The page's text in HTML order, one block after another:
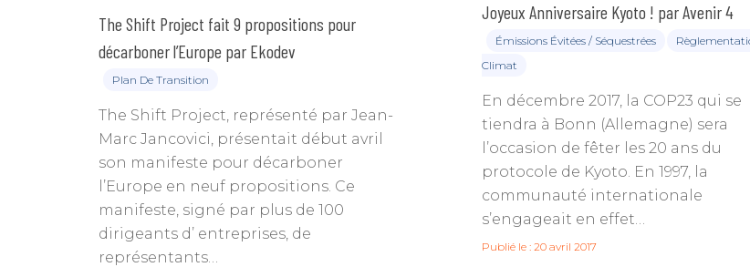
The Shift Project fait 9 propositions pour
décarboner l’Europe par Ekodev
Plan De Transition
The Shift Project, représenté par Jean-
Marc Jancovici, présentait début avril
son manifeste pour décarboner
l’Europe en neuf propositions. Ce
manifeste, signé par plus de 100
dirigeants d’ entreprises, de
représentants…
Joyeux Anniversaire Kyoto ! par Avenir 4
Émissions Évitées / Séquestrées
Climat
En décembre 2017, la COP23 qui se
tiendra à Bonn (Allemagne) sera
l’occasion de fêter les 20 ans du
protocole de Kyoto. En 1997, la
communauté internationale
s’engageait en effet…
Publié le : 20 avril 2017